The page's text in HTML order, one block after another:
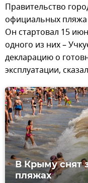
Правительство
официальных
Он стартовал 15
одного из них –
декларацию о
эксплуатации,
В Крыму снят
пляжах